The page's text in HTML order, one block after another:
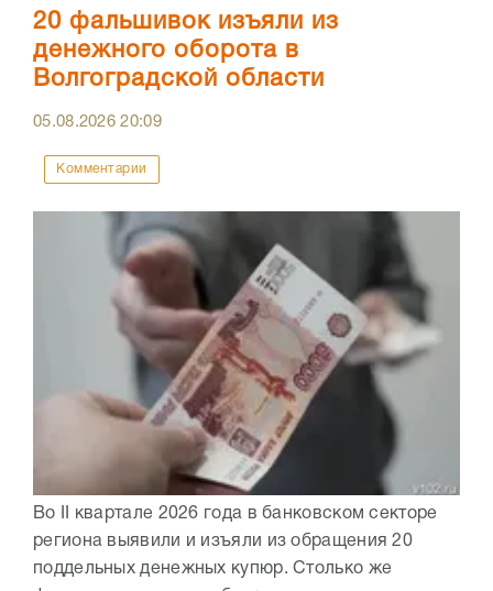
20 фальшивок изъяли из
денежного оборота в
Волгоградской области
05.08.202620:09
Комментарии
Во II квартале 2026 года в банковском секторе
региона выявили и изъяли из обращения 20
поддельных денежных купюр. Столько же